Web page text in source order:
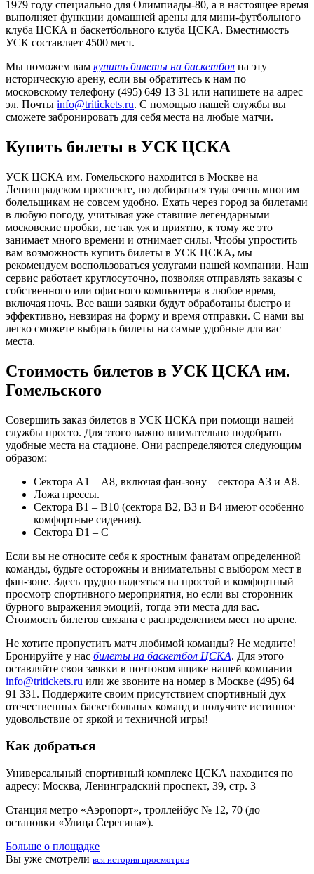
1979 году специально для Олимпиады-80, а в настоящее время
выполняет функции домашней арены для мини-футбольного
клуба ЦСКА и баскетбольного клуба ЦСКА. Вместимость
УСК составляет 4500 мест.
Мы поможем вам купить билеты на баскетбол на эту
историческую арену, если вы обратитесь к нам по
московскому телефону (495) 649 13 31 или напишете на адрес
эл. Почты info@tritickets.ru. С помощью нашей службы вы
сможете забронировать для себя места на любые матчи.
Купить билеты в УСК ЦСКА
УСК ЦСКА им. Гомельского находится в Москве на
Ленинградском проспекте, но добираться туда очень многим
болельщикам не совсем удобно. Ехать через город за билетами
в любую погоду, учитывая уже ставшие легендарными
московские пробки, не так уж и приятно, к тому же это
занимает много времени и отнимает силы. Чтобы упростить
вам возможность купить билеты в УСК ЦСКА, мы
рекомендуем воспользоваться услугами нашей компании. Наш
сервис работает круглосуточно, позволяя отправлять заказы с
собственного или офисного компьютера в любое время,
включая ночь. Все ваши заявки будут обработаны быстро и
эффективно, невзирая на форму и время отправки. С нами вы
легко сможете выбрать билеты на самые удобные для вас
места.
Стоимость билетов в УСК ЦСКА им.
Гомельского
Совершить заказ билетов в УСК ЦСКА при помощи нашей
службы просто. Для этого важно внимательно подобрать
удобные места на стадионе. Они распределяются следующим
образом:
Сектора А1 – А8, включая фан-зону – сектора А3 и А8.
Ложа прессы.
Сектора В1 – В10 (сектора В2, В3 и В4 имеют особенно
комфортные сидения).
Сектора D1 – C
Если вы не относите себя к яростным фанатам определенной
команды, будьте осторожны и внимательны с выбором мест в
фан-зоне. Здесь трудно надеяться на простой и комфортный
просмотр спортивного мероприятия, но если вы сторонник
бурного выражения эмоций, тогда эти места для вас.
Стоимость билетов связана с распределением мест по арене.
Не хотите пропустить матч любимой команды? Не медлите!
Бронируйте у нас билеты на баскетбол ЦСКА. Для этого
оставляйте свои заявки в почтовом ящике нашей компании
info@tritickets.ru или же звоните на номер в Москве (495) 64
91 331. Поддержите своим присутствием спортивный дух
отечественных баскетбольных команд и получите истинное
удовольствие от яркой и техничной игры!
Как добраться
Универсальный спортивный комплекс ЦСКА находится по
адресу: Москва, Ленинградский проспект, 39, стр. 3
Станция метро «Аэропорт», троллейбус № 12, 70 (до
остановки «Улица Серегина»).
Больше о площадке
Вы уже смотрели вся история просмотров